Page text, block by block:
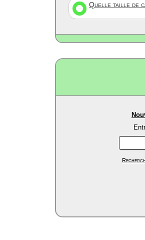
Quelle taille de